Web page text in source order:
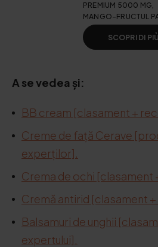
PREMIUM 5000 MG,
MANGO-FRUCTUL
SCOPRI DI PIÙ
A se vedea și:
BB cream [clasament +
Creme de față Cerave
experților].
Crema de ochi [clasament
Cremă antirid [clasament +
Balsamuri de unghii
expertului].